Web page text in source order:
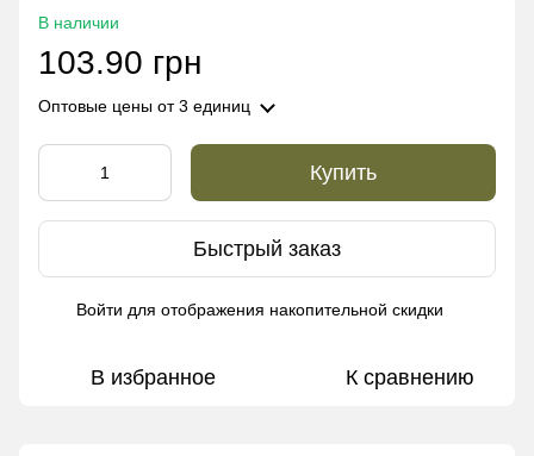
В наличии
103.90 грн
Оптовые цены от 3 единиц
Купить
Быстрый заказ
Войти для отображения накопительной скидки
В избранное К сравнению